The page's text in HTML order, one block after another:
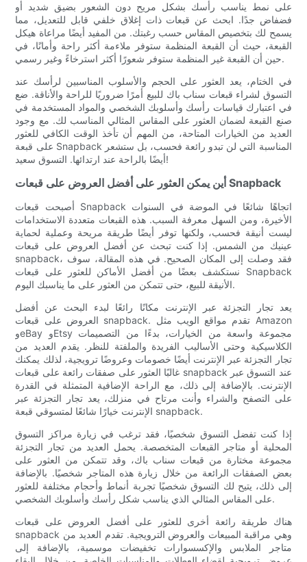
على نمط يناسب رأسك بشكل مريح دون الشعور بضيق شديد أو
فضفاض جدًا. ابحث عن قبعات ذات إغلاق خلفي قابل للتعديل، مما
يسمح لك بتخصيص المقاس حسب رغبتك. من المفيد أيضًا مراعاة هيكل
القبعة، حيث أن القبعة المنظمة ستوفر ملاءمة أكثر راحة وأمانًا، في
حين أن القبعة غير المنظمة ستوفر شعورًا أكثر استرخاءً وغير رسمي.
في الختام، يعد العثور على الحجم والأسلوب المناسبين لرأسك عند
التسوق لشراء قبعات سناب باك للبيع أمرًا ضروريًا للراحة والأناقة. ضع
في اعتبارك قياسات رأسك وأسلوبك الشخصي والمواد المستخدمة في
صنع القبعة لضمان العثور على المقاس المثالي المناسب لك. مع وجود
العديد من الخيارات المتاحة، من المهم أن تأخذ الوقت الكافي للعثور
على قبعة Snapback المناسبة التي لن تبدو رائعة فحسب، بل ستشعر
أيضًا بالراحة عند ارتدائها. التسوق سعيد!
أين يمكن العثور على أفضل العروض على قبعات Snapback
أصبحت قبعات Snapback اتجاهًا شائعًا في الموضة في السنوات
الأخيرة، ومن السهل معرفة السبب. هذه القبعات متعددة الاستخدامات
ليست أنيقة فحسب، ولكنها توفر أيضًا طريقة مريحة وعملية لحماية
عينيك من الشمس. إذا كنت تبحث عن أفضل العروض على قبعات
snapback، فقد وصلت إلى المكان الصحيح. في هذه المقالة، سوف
نستكشف بعضًا من أفضل الأماكن للعثور على قبعات Snapback
الأنيقة للبيع، حتى تتمكن من العثور على ما يناسبك اليوم.
يعد تجار التجزئة عبر الإنترنت مكانًا رائعًا لبدء البحث عن أفضل
العروض على قبعات snapback. تقدم مواقع الويب مثل Amazon
وeBay وEtsy مجموعة واسعة من الخيارات، بدءًا من التصميمات
الكلاسيكية وحتى الأساليب الفريدة والملفتة للنظر. يقدم العديد من
تجار التجزئة عبر الإنترنت أيضًا خصومات وعروضًا ترويجية، لذلك يمكنك
غالبًا العثور على صفقات رائعة على قبعات snapback عند التسوق عبر
الإنترنت. بالإضافة إلى ذلك، مع الراحة الإضافية المتمثلة في القدرة
على التصفح والشراء وأنت مرتاح في منزلك، يعد تجار التجزئة عبر
الإنترنت خيارًا شائعًا لمتسوقي قبعة snapback.
إذا كنت تفضل التسوق شخصيًا، فقد ترغب في زيارة مراكز التسوق
المحلية أو متاجر القبعات المتخصصة. يحمل العديد من تجار التجزئة
مجموعة مختارة من قبعات سناب باك، وقد تتمكن من العثور على
بعض الصفقات الرائعة من خلال زيارة هذه المتاجر شخصيًا. بالإضافة
إلى ذلك، يتيح لك التسوق شخصيًا تجربة أنماط وأحجام مختلفة للعثور
على المقاس المثالي الذي يناسب شكل رأسك وأسلوبك الشخصي.
هناك طريقة رائعة أخرى للعثور على أفضل العروض على قبعات
snapback وهي مراقبة المبيعات والعروض الترويجية. تقدم العديد من
متاجر الملابس والإكسسوارات تخفيضات موسمية، بالإضافة إلى